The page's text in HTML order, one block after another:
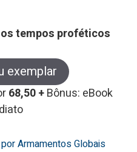
tempos proféticos
exemplar
68,50 +Bônus: eBook
Armamentos Globais